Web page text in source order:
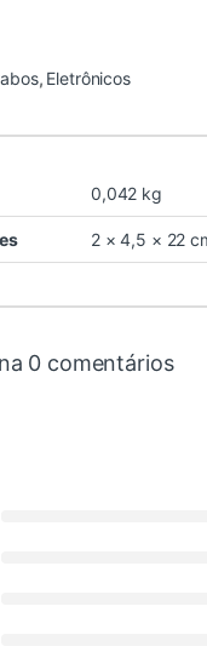
, Eletrônicos
0,042 kg
2 × 4,5 × 22
0 comentários